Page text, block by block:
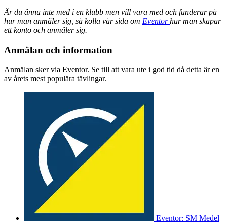
Är du ännu inte med i en klubb men vill vara med och funderar på
hur man anmäler sig, så kolla vår sida om Eventorhur man skapar
ett konto och anmäler sig.
Anmälan och information
Anmälan sker via Eventor. Se till att vara ute i god tid då detta är en
av årets mest populära tävlingar.
Eventor: SM Medel